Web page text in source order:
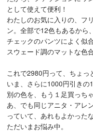
として使えて便利！
わたしのお気に入りの、フ
ン。全部で12色もあるから
チェックのパンツによく似
スウェード調のマットな色
これで2980円って、ちょっ
いま、さらに1000円引きの
別の色を、もう１足買っち
あ、でも同じアニタ・アレ
っていて、あれもよかった
ただいまお悩み中。